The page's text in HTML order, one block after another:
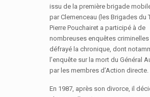
issu de la première brigade
par Clemenceau (les Brigades du
Pierre Pouchairet a participé à de
nombreuses enquêtes criminelles
défrayé la chronique, dont
l’enquête sur la mort du Général
par les membres d’Action directe.
En 1987, après son divorce, il